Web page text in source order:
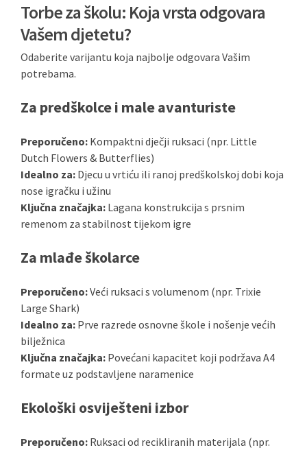
Torbe za školu: Koja vrsta odgovara
Vašem djetetu?
Odaberite varijantu koja najbolje odgovara Vašim
potrebama.
Za predškolce i male avanturiste
Preporučeno: Kompaktni dječji ruksaci (npr. Little
Dutch Flowers & Butterflies)
Idealno za: Djecu u vrtiću ili ranoj predškolskoj dobi koja
nose igračku i užinu
Ključna značajka: Lagana konstrukcija s prsnim
remenom za stabilnost tijekom igre
Za mlađe školarce
Preporučeno:Veći ruksaci s volumenom (npr. Trixie
Large Shark)
Idealno za: Prve razrede osnovne škole i nošenje većih
bilježnica
Ključna značajka: Povećani kapacitet koji podržava A4
formate uz podstavljene naramenice
Ekološki osviješteni izbor
Preporučeno: Ruksaci od recikliranih materijala (npr.